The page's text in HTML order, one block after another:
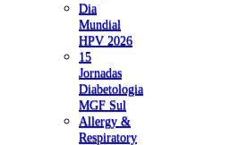
Dia
Mundial
HPV 2026
15
Jornadas
Diabetologia
MGF Sul
Allergy &
Respiratory